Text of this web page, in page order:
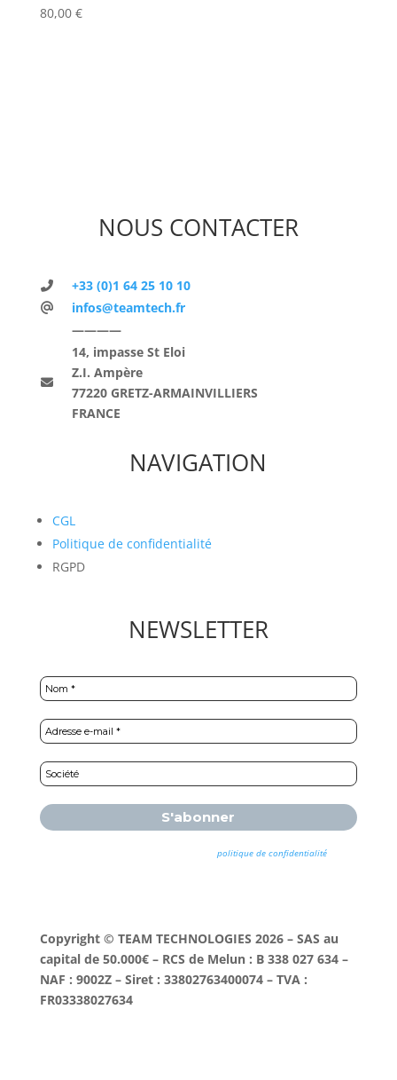
80,00 €
NOUS CONTACTER
+33 (0)1 64 25 10 10
infos@teamtech.fr
————
14, impasse St Eloi
Z.I. Ampère
77220 GRETZ-ARMAINVILLIERS
FRANCE
NAVIGATION
CGL
Politique de confidentialité
RGPD
NEWSLETTER
politique de confidentialitépour
plus d’informations.
Copyright © TEAM TECHNOLOGIES 2026 – SAS au
capital de 50.000€ – RCS de Melun : B 338 027 634 –
NAF : 9002Z – Siret : 33802763400074 – TVA :
FR03338027634